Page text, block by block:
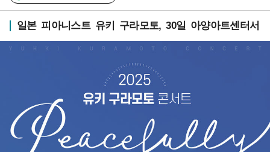
일본 피아니스트 유키 구라모토, 30일 아양아트센터서